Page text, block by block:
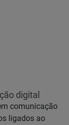
digital
comunicação
ligados ao